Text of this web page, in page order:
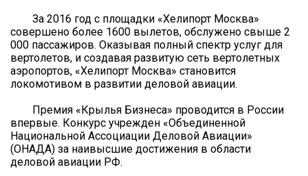
За 2016 год с площадки «Хелипорт Москва»
совершено более 1600 вылетов, обслужено свыше 2
000 пассажиров. Оказывая полный спектр услуг для
вертолетов, и создавая развитую сеть вертолетных
аэропортов, «Хелипорт Москва» становится
локомотивом в развитии деловой авиации.
Премия «Крылья Бизнеса» проводится в России
впервые. Конкурс учрежден «Объединенной
Национальной Ассоциации Деловой Авиации»
(ОНАДА) за наивысшие достижения в области
деловой авиации РФ.